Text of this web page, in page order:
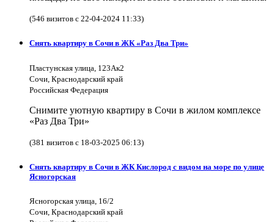
(546 визитов с 22-04-2024 11:33)
Снять квартиру в Сочи в ЖК «Раз Два Три»
Пластунская улица, 123Ак2
Сочи, Краснодарский край
Российская Федерация
Снимите уютную квартиру в Сочи в жилом комплексе
«Раз Два Три»
(381 визитов с 18-03-2025 06:13)
Снять квартиру в Сочи в ЖК Кислород с видом на море по улице
Ясногорская
Ясногорская улица, 16/2
Сочи, Краснодарский край